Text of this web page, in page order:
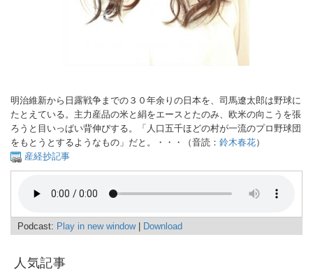
明治維新から日露戦争までの３０年余りの日本を、司馬遼太郎は野球に
たとえている。主力産品の米と絹をエースとたのみ、欧米の向こうを張
ろうと目いっぱい背伸びする。「人口五千ほどの村が一流のプロ野球団
をもとうとするようなもの」だと。・・・（音読： 鈴木春花）
産経抄記事
Podcast: Play in new window| Download
人気記事